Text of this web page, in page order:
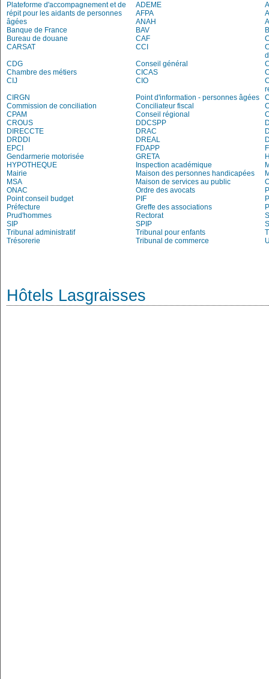
Plateforme d'accompagnement et de
répit pour les aidants de personnes
âgées
ADEME
AFPA
ANAH
Banque de France
BAV
Bureau de douane
CAF
CARSAT
CCI
CDG
Conseil général
Chambre des métiers
CICAS
CIJ
CIO
CIRGN
Point d'information - personnes âgées
Commission de conciliation
Conciliateur fiscal
CPAM
Conseil régional
CROUS
DDCSPP
DIRECCTE
DRAC
DRDDI
DREAL
EPCI
FDAPP
Gendarmerie motorisée
GRETA
HYPOTHEQUE
Inspection académique
Mairie
Maison des personnes handicapées
MSA
Maison de services au public
ONAC
Ordre des avocats
Point conseil budget
PIF
Préfecture
Greffe des associations
Prud'hommes
Rectorat
SIP
SPIP
Tribunal administratif
Tribunal pour enfants
Trésorerie
Tribunal de commerce
Hôtels Lasgraisses